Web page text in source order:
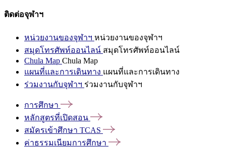
ติดต่อจุฬาฯ
หน่วยงานของจุฬาฯ หน่วยงานของจุฬาฯ
สมุดโทรศัพท์ออนไลน์ สมุดโทรศัพท์ออนไลน์
Chula Map Chula Map
แผนที่และการเดินทาง แผนที่และการเดินทาง
ร่วมงานกับจุฬาฯ ร่วมงานกับจุฬาฯ
การศึกษา
หลักสูตรที่เปิดสอน
สมัครเข้าศึกษา TCAS
ค่าธรรมเนียมการศึกษา